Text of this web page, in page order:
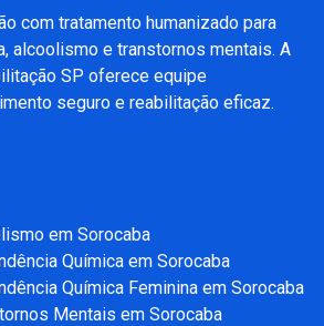
com tratamento humanizado para
alcoolismo e transtornos mentais. A
SP oferece equipe
seguro e reabilitação eficaz.
em Sorocaba
Química em Sorocaba
Química Feminina em Sorocaba
Mentais em Sorocaba